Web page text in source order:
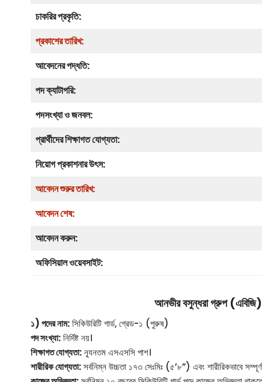
চাকরির প্রকৃতি:
প্রকাশের তারিখ:
আবেদনের পদ্ধতি:
পদ ক্যাটাগরি:
পদসংখ্যা ও জনবল:
প্রার্থীদের শিক্ষাগত যোগ্যতা:
নিয়োগ প্রকাশনার উৎস:
আবেদন শুরুর তারিখ:
আবেদন শেষ:
আবেদন করুন:
অফিসিয়াল ওয়েবসাইট:
আনভীর বসুন্ধরা গ্রুপ
১) পদের নাম:সিকিউরিটি গার্ড, গ্রেড-১ (পুরুষ)
পদ সংখ্যা:নির্দিষ্ট নয়।
শিক্ষাগত যোগ্যতা:ন্যূনতম এসএসসি পাশ।
শারীরিক যোগ্যতা:সর্বনিম্ন উচ্চতা ১৭৩ সেঃমিঃ (৫’৮”) এবং শারীরিকভাবে